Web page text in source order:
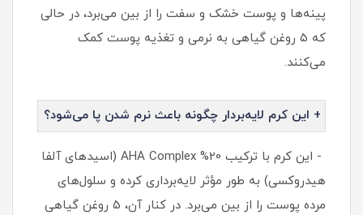
پینه‌ها و پوست خشک و سفت را از بین می‌برد، در حالی
که ۵ روغن گیاهی به نرمی و تغذیه پوست کمک
می‌کنند.
+ این کرم لایه‌بردار چگونه باعث نرم شدن پا می‌شود؟
- این کرم با ترکیب 20% AHA Complex (اسیدهای آلفا
هیدروکسی) به طور مؤثر لایه‌برداری کرده و سلول‌های
مرده پوست را از بین می‌برد. در کنار آن، ۵ روغن گیاهی